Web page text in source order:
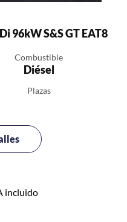
96kW S&S GT EAT8
Combustible
Diésel
Plazas
incluido